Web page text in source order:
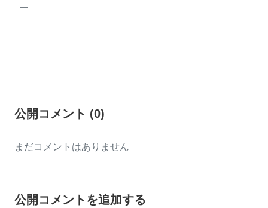
ー
公開コメント (0)
まだコメントはありません
公開コメントを追加する